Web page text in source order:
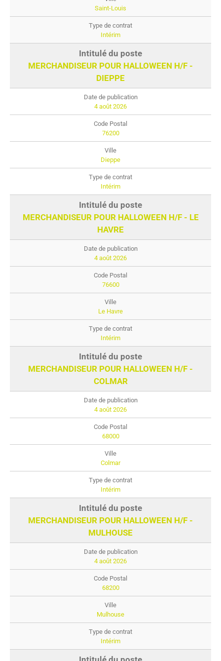
Saint-Louis
Intérim
MERCHANDISEUR POUR HALLOWEEN H/F -
DIEPPE
4 août 2026
76200
Dieppe
Intérim
MERCHANDISEUR POUR HALLOWEEN H/F - LE
HAVRE
4 août 2026
76600
Le Havre
Intérim
MERCHANDISEUR POUR HALLOWEEN H/F -
COLMAR
4 août 2026
68000
Colmar
Intérim
MERCHANDISEUR POUR HALLOWEEN H/F -
MULHOUSE
4 août 2026
68200
Mulhouse
Intérim